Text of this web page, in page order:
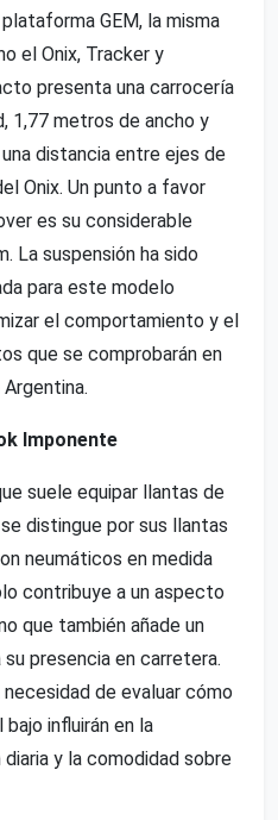
GEM, la misma
el Onix, Tracker y
presenta una carrocería
1,77 metros de ancho y
distancia entre ejes de
Onix. Un punto a favor
es su considerable
La suspensión ha sido
para este modelo
el comportamiento y el
que se comprobarán en
Imponente
suele equipar llantas de
distingue por sus llantas
neumáticos en medida
contribuye a un aspecto
que también añade un
presencia en carretera.
de evaluar cómo
influirán en la
y la comodidad sobre